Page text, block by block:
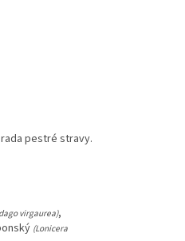
pestré stravy.
virgaurea),
(Lonicera